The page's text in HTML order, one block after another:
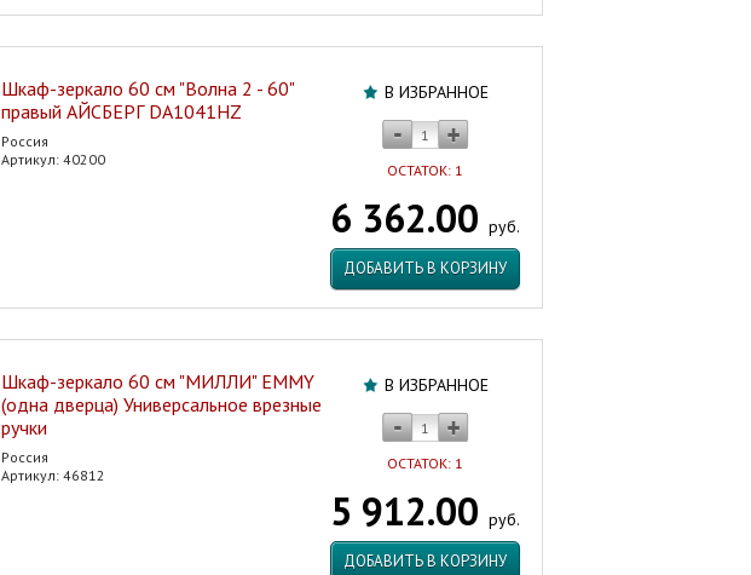
В ИЗБРАННОЕ
ОСТАТОК: 1
6 362.00 руб.
ДОБАВИТЬ В КОРЗИНУ
Шкаф-зеркало 60 см "Волна 2 - 60"
правый АЙСБЕРГ DA1041HZ
Россия
Артикул: 40200
В ИЗБРАННОЕ
ОСТАТОК: 1
5 912.00 руб.
ДОБАВИТЬ В КОРЗИНУ
Шкаф-зеркало 60 см "МИЛЛИ" EMMY
(одна дверца) Универсальное врезные
ручки
Россия
Артикул: 46812